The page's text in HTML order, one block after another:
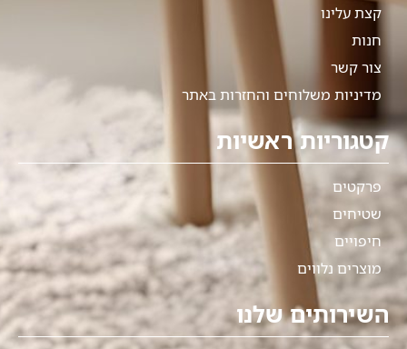
קצת עלינו
חנות
צור קשר
מדיניות משלוחים והחזרות באתר
קטגוריות ראשיות
פרקטים
שטיחים
חיפויים
מוצרים נלווים
השירותים שלנו